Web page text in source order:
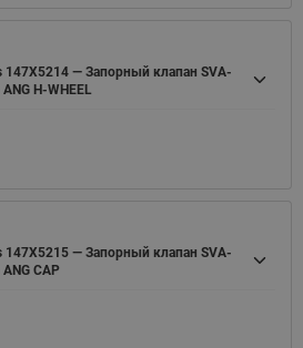
147X5214 — Запорный клапан SVA-
H-WHEEL
147X5215 — Запорный клапан SVA-
CAP